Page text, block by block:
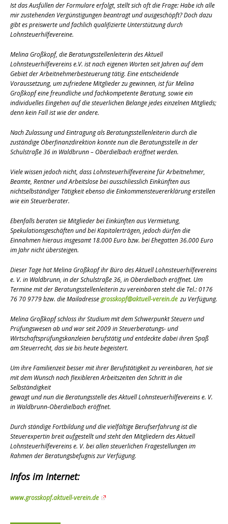
Ist das Ausfüllen der Formulare erfolgt, stellt sich oft die Frage: Habe ich alle
mir zustehenden Vergünstigungen beantragt und ausgeschöpft? Doch dazu
gibt es preiswerte und fachlich qualifizierte Unterstützung durch
Lohnsteuerhilfevereine.
Melina Großkopf, die Beratungsstellenleiterin des Aktuell
Lohnsteuerhilfevereins e.V. ist nach eigenen Worten seit Jahren auf dem
Gebiet der Arbeitnehmerbesteuerung tätig. Eine entscheidende
Voraussetzung, um zufriedene Mitglieder zu gewinnen, ist für Melina
Großkopf eine freundliche und fachkompetente Beratung, sowie ein
individuelles Eingehen auf die steuerlichen Belange jedes einzelnen Mitglieds;
denn kein Fall ist wie der andere.
Nach Zulassung und Eintragung als Beratungsstellenleiterin durch die
zuständige Oberfinanzdirektion konnte nun die Beratungsstelle in der
Schulstraße 36 in Waldbrunn – Oberdielbach eröffnet werden.
Viele wissen jedoch nicht, dass Lohnsteuerhilfevereine für Arbeitnehmer,
Beamte, Rentner und Arbeitslose bei ausschliesslich Einkünften aus
nichtselbständiger Tätigkeit ebenso die Einkommensteuererklärung erstellen
wie ein Steuerberater.
Ebenfalls beraten sie Mitglieder bei Einkünften aus Vermietung,
Spekulationsgeschäften und bei Kapitalerträgen, jedoch dürfen die
Einnahmen hieraus insgesamt 18.000 Euro bzw. bei Ehegatten 36.000 Euro
im Jahr nicht übersteigen.
Dieser Tage hat Melina Großkopf ihr Büro des Aktuell Lohnsteuer­hilfe­vereins
e. V. in Waldbrunn, in der Schulstraße 36, in Oberdielbach eröffnet. Um
Termine mit der Beratungsstellenleiterin zu vereinbaren steht die Tel.: 0176
76 70 9779 bzw. die Mailadressegrosskopf@aktuell-verein.de zu Verfügung.
Melina Großkopf schloss ihr Studium mit dem Schwerpunkt Steuern und
Prüfungswesen ab und war seit 2009 in Steuerberatungs- und
Wirtschaftsprüfungskanzleien berufstätig und entdeckte dabei ihren Spaß
am Steuerrecht, das sie bis heute begeistert.
Um ihre Familienzeit besser mit ihrer Berufstätigkeit zu vereinbaren, hat sie
mit dem Wunsch nach flexibleren Arbeitszeiten den Schritt in die
Selbständigkeit
gewagt und nun die Beratungsstelle des Aktuell Lohnsteuerhilfevereins e. V.
in Waldbrunn-Oberdielbach eröffnet.
Durch ständige Fortbildung und die vielfältige Berufserfahrung ist die
Steuerexpertin breit aufgestellt und steht den Mitgliedern des Aktuell
Lohnsteuerhilfevereins e. V. bei allen steuerlichen Fragestellungen im
Rahmen der Beratungsbefugnis zur Verfügung.
Infos im Internet:
www.grosskopf.aktuell-verein.de